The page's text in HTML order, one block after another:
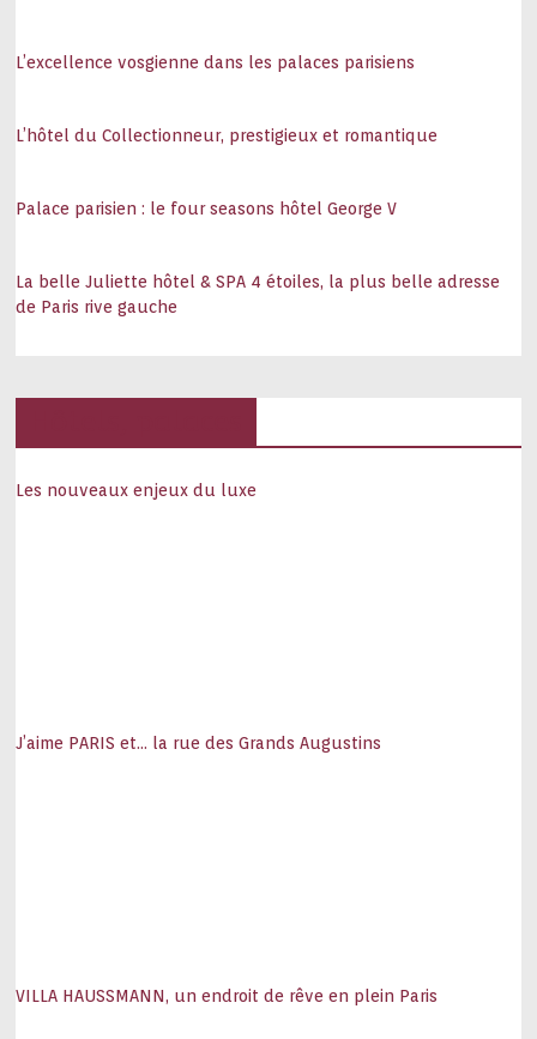
L’excellence vosgienne dans les palaces parisiens
L’hôtel du Collectionneur, prestigieux et romantique
Palace parisien : le four seasons hôtel George V
La belle Juliette hôtel & SPA 4 étoiles, la plus belle adresse
de Paris rive gauche
Les nouveaux enjeux du luxe
J’aime PARIS et… la rue des Grands Augustins
VILLA HAUSSMANN, un endroit de rêve en plein Paris